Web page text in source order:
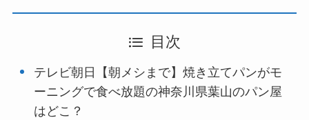
目次
テレビ朝日【朝メシまで】焼き立てパンがモ
ーニングで食べ放題の神奈川県葉山のパン屋
はどこ？